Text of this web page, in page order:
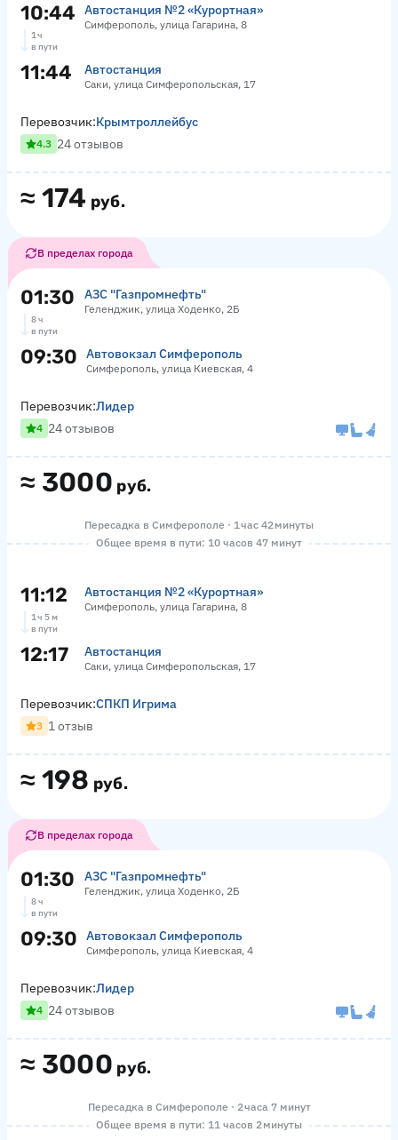
10:44 Автостанция №2 «Курортная»
Симферополь, улица Гагарина, 8
1 ч
в пути
11:44 Автостанция
Саки, улица Симферопольская, 17
≈ 174 руб.
Перевозчик:Крымтроллейбус
4.3 24 отзывов
В пределах города
01:30 АЗС "Газпромнефть"
Геленджик, улица Ходенко, 2Б
8 ч
в пути
09:30 Автовокзал Симферополь
Симферополь, улица Киевская, 4
≈ 3000 руб.
Перевозчик:Лидер
4 24 отзывов
Пересадка в Симферополе · 1 час 42 минуты
Общее время в пути: 10 часов 47 минут
11:12 Автостанция №2 «Курортная»
Симферополь, улица Гагарина, 8
1 ч 5 м
в пути
12:17 Автостанция
Саки, улица Симферопольская, 17
≈ 198 руб.
Перевозчик:СПКП Игрима
3 1 отзыв
В пределах города
01:30 АЗС "Газпромнефть"
Геленджик, улица Ходенко, 2Б
8 ч
в пути
09:30 Автовокзал Симферополь
Симферополь, улица Киевская, 4
≈ 3000 руб.
Перевозчик:Лидер
4 24 отзывов
Пересадка в Симферополе · 2 часа 7 минут
Общее время в пути: 11 часов 2 минуты